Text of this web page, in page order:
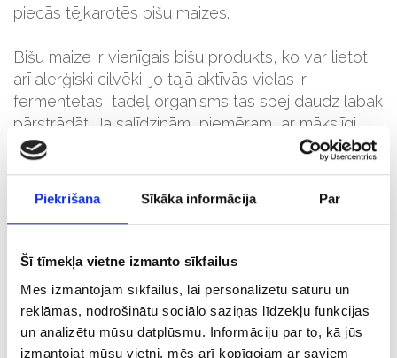
Piekrišana Sīkāka informācija Par
Šī tīmekļa vietne izmanto sīkfailus
Mēs izmantojam sīkfailus, lai personalizētu saturu un
reklāmas, nodrošinātu sociālo saziņas līdzekļu funkcijas
un analizētu mūsu datplūsmu. Informāciju par to, kā jūs
izmantojat mūsu vietni, mēs arī kopīgojam ar saviem
piecās tējkarotēs bišu maizes.
Bišu maize ir vienīgais bišu produkts, ko var lietot
arī alerģiski cilvēki, jo tajā aktīvās vielas ir
fermentētas, tādēļ organisms tās spēj daudz labāk
pārstrādāt. Ja salīdzinām, piemēram, ar mākslīgi
sintezētajiem vitamīniem, organismam tie ir
jāpārveido, tāpēc tie ne vienmēr spēj pilnvērtīgi
uzsūkties. Turpretim bišu maizē vērtīgās vielas ir
dabīgas, tāpēc organisms tās izmanto teju pilnā
bērniem, jo ar to organisms uzņem visas
pilnvērtīgai attīstībai nepieciešamās vielas. Tāpat tā
ļoti ieteicama arī veciem cilvēkiem, jo ar gadiem